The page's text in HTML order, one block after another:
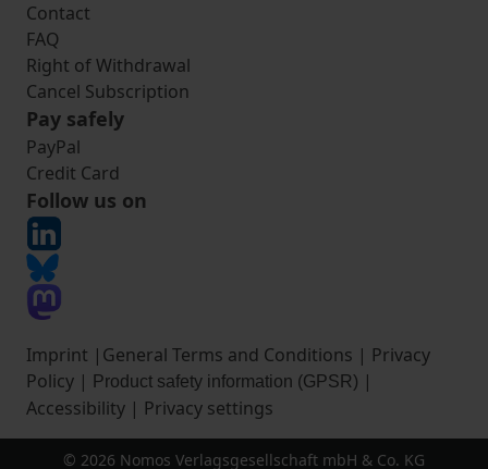
Contact
FAQ
Right of Withdrawal
Cancel Subscription
Pay safely
PayPal
Credit Card
Follow us on
Imprint | General Terms and Conditions | Privacy
Policy | Product safety information (GPSR) |
Accessibility | Privacy settings
© 2026 Nomos Verlagsgesellschaft mbH & Co. KG